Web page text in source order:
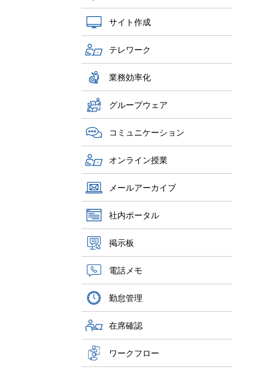
サイト作成
テレワーク
業務効率化
グループウェア
コミュニケーション
オンライン授業
メールアーカイブ
社内ポータル
掲示板
電話メモ
勤怠管理
在席確認
ワークフロー